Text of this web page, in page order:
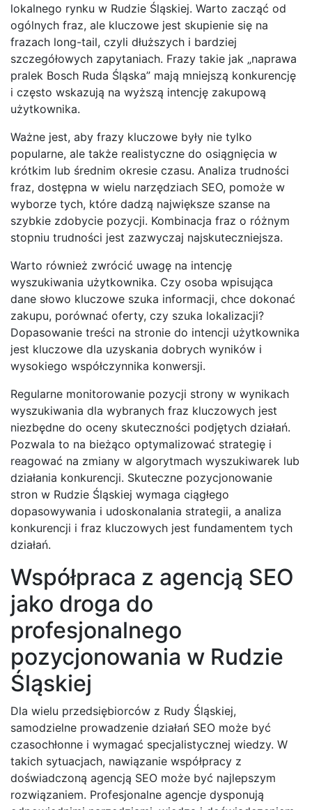
lokalnego rynku w Rudzie Śląskiej. Warto zacząć od
ogólnych fraz, ale kluczowe jest skupienie się na
frazach long-tail, czyli dłuższych i bardziej
szczegółowych zapytaniach. Frazy takie jak „naprawa
pralek Bosch Ruda Śląska” mają mniejszą konkurencję
i często wskazują na wyższą intencję zakupową
użytkownika.
Ważne jest, aby frazy kluczowe były nie tylko
popularne, ale także realistyczne do osiągnięcia w
krótkim lub średnim okresie czasu. Analiza trudności
fraz, dostępna w wielu narzędziach SEO, pomoże w
wyborze tych, które dadzą największe szanse na
szybkie zdobycie pozycji. Kombinacja fraz o różnym
stopniu trudności jest zazwyczaj najskuteczniejsza.
Warto również zwrócić uwagę na intencję
wyszukiwania użytkownika. Czy osoba wpisująca
dane słowo kluczowe szuka informacji, chce dokonać
zakupu, porównać oferty, czy szuka lokalizacji?
Dopasowanie treści na stronie do intencji użytkownika
jest kluczowe dla uzyskania dobrych wyników i
wysokiego współczynnika konwersji.
Regularne monitorowanie pozycji strony w wynikach
wyszukiwania dla wybranych fraz kluczowych jest
niezbędne do oceny skuteczności podjętych działań.
Pozwala to na bieżąco optymalizować strategię i
reagować na zmiany w algorytmach wyszukiwarek lub
działania konkurencji. Skuteczne pozycjonowanie
stron w Rudzie Śląskiej wymaga ciągłego
dopasowywania i udoskonalania strategii, a analiza
konkurencji i fraz kluczowych jest fundamentem tych
działań.
Współpraca z agencją SEO
jako droga do
profesjonalnego
pozycjonowania w Rudzie
Śląskiej
Dla wielu przedsiębiorców z Rudy Śląskiej,
samodzielne prowadzenie działań SEO może być
czasochłonne i wymagać specjalistycznej wiedzy. W
takich sytuacjach, nawiązanie współpracy z
doświadczoną agencją SEO może być najlepszym
rozwiązaniem. Profesjonalne agencje dysponują